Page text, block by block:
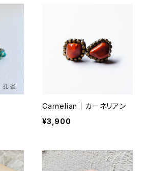
Carnelian｜カーネリアン
¥3,900